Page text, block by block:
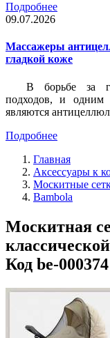
Подробнее
09.07.2026
Массажеры
гладкой коже
В борьбе за
подходов, и одним
являются
Подробнее
Главная
Аксессуары к
Москитные
Bambola
Москитная
Код be-000374